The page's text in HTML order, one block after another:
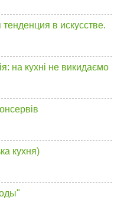
в искусстве.
на кухні не викидаємо
кухня)